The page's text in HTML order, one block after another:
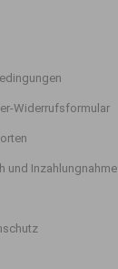
Widerrufsformular
und Inzahlungnahme